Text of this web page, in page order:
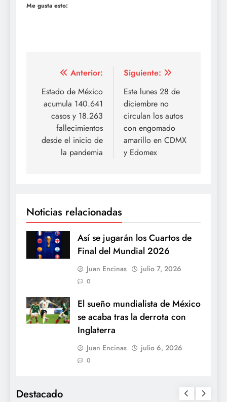
Me gusta esto:
Navegación
de
entradas
Anterior:
Estado de México
acumula 140.641
casos y 18.263
fallecimientos
desde el inicio de
la pandemia
Siguiente:
Este lunes 28 de
diciembre no
circulan los autos
con engomado
amarillo en CDMX
y Edomex
Noticias relacionadas
Así se jugarán los Cuartos de
Final del Mundial 2026
Juan Encinas julio 7, 2026
0
El sueño mundialista de México
se acaba tras la derrota con
Inglaterra
Juan Encinas julio 6, 2026
0
Destacado